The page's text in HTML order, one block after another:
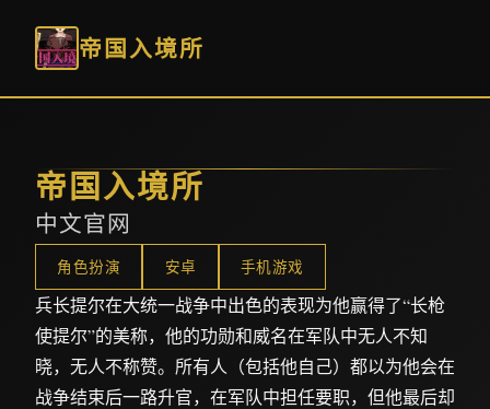
帝国入境所
帝国入境所
中文官网
角色扮演 安卓 手机游戏
兵长提尔在大统一战争中出色的表现为他赢得了“长枪
使提尔”的美称，他的功勋和威名在军队中无人不知
晓，无人不称赞。所有人（包括他自己）都以为他会在
战争结束后一路升官，在军队中担任要职，但他最后却